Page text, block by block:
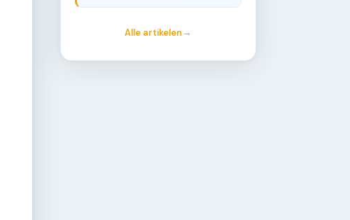
Alle artikelen